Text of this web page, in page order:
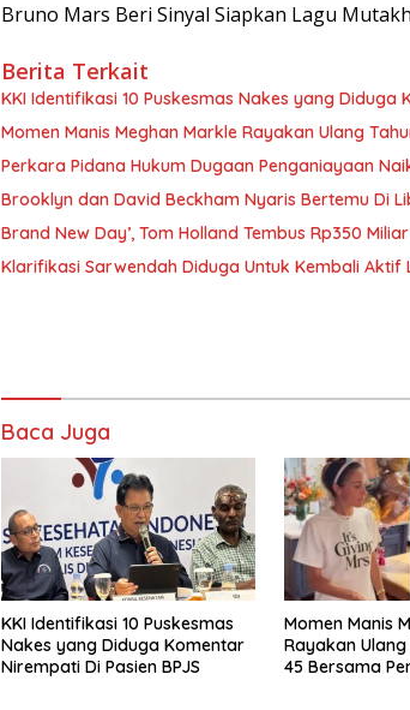
Bruno Mars Beri Sinyal Siapkan Lagu
Berita Terkait
KKI Identifikasi 10 Puskesmas Nakes yang Diduga
Momen Manis Meghan Markle Rayakan Ulang
Perkara Pidana Hukum Dugaan Penganiayaan
Brooklyn dan David Beckham Nyaris Bertemu Di
Brand New Day’, Tom Holland Tembus Rp350 Miliar
Klarifikasi Sarwendah Diduga Untuk Kembali Aktif
Baca Juga
KKI Identifikasi 10 Puskesmas
Nakes yang Diduga Komentar
Nirempati Di Pasien BPJS
Momen Manis
Rayakan
45 Bersama